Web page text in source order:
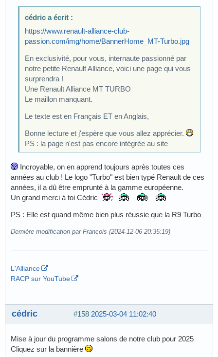
cédric a écrit :
https://www.renault-alliance-club-
passion.com/img/home/BannerHome_MT-Turbo.jpg
En exclusivité, pour vous, internaute passionné par
notre petite Renault Alliance, voici une page qui vous
surprendra !
Une Renault Alliance MT TURBO
Le maillon manquant.
Le texte est en Français ET en Anglais,
Bonne lecture et j'espère que vous allez apprécier.
PS : la page n'est pas encore intégrée au site
Incroyable, on en apprend toujours après toutes ces
années au club ! Le logo "Turbo" est bien typé Renault de ces
années, il a dû être emprunté à la gamme européenne.
Un grand merci à toi Cédric
PS : Elle est quand même bien plus réussie que la R9 Turbo
Dernière modification par François (2024-12-06 20:35:19)
L'Alliance
RACP sur YouTube
#158 2025-03-04 11:02:40
cédric
Mise à jour du programme salons de notre club pour 2025
Cliquez sur la bannière